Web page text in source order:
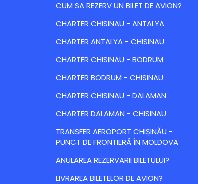
CUM SA REZERV UN BILET DE AVION?
CHARTER CHISINAU - ANTALYA
CHARTER ANTALYA - CHISINAU
CHARTER CHISINAU - BODRUM
CHARTER BODRUM - CHISINAU
CHARTER CHISINAU - DALAMAN
CHARTER DALAMAN - CHISINAU
TRANSFER AEROPORT CHIȘINĂU -
PUNCT DE FRONTIERĂ ÎN MOLDOVA
ANULAREA REZERVARII BILETULUI?
LIVRAREA BILETELOR DE AVION?